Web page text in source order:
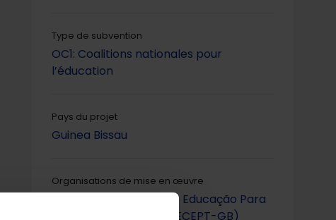
Type de subvention
OC1: Coalitions nationales pour
l’éducation
Pays du projet
Guinea Bissau
Organisations de mise en œuvre
Rede da Campanha de Educação Para
Todos Guiné-Bissau (RECEPT-GB)